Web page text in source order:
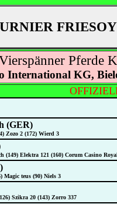
Pferde
International KG,
(GER)
Zozo 2 (172) Wierd 3
(149) Elektra 121 (160) Corum Casino
Magic teus (90) Niels 3
Szikra 20 (143) Zorro 337